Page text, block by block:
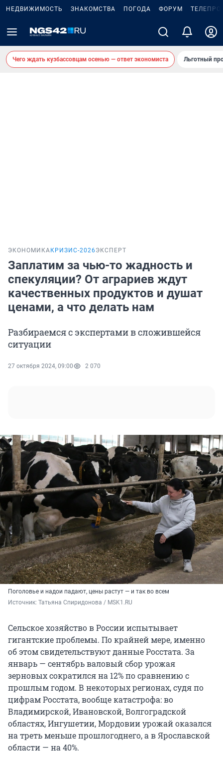
НЕДВИЖИМОСТЬ ЗНАКОМСТВА ПОГОДА ФОРУМ
Чего ждать кузбассовцам осенью — ответ экономиста Льготный
ЭКОНОМИКА КРИЗИС-2026ЭКСПЕРТ
Заплатим за чью-то жадность и
спекуляции? От аграриев ждут
качественных продуктов и душат
ценами, а что делать нам
Разбираемся с экспертами в сложившейся
ситуации
27 октября 2024, 09:00 2 070
Поголовье и надои падают, цены растут — и так во всем
Источник: Татьяна Спиридонова / MSK1.RU
Сельское хозяйство в России испытывает
гигантские проблемы. По крайней мере, именно
об этом свидетельствуют данные Росстата. За
январь — сентябрь валовый сбор урожая
зерновых сократился на 12% по сравнению с
прошлым годом. В некоторых регионах, судя по
цифрам Росстата, вообще катастрофа: во
Владимирской, Ивановской, Волгоградской
областях, Ингушетии, Мордовии урожай оказался
на треть меньше прошлогоднего, а в Ярославской
области — на 40%.